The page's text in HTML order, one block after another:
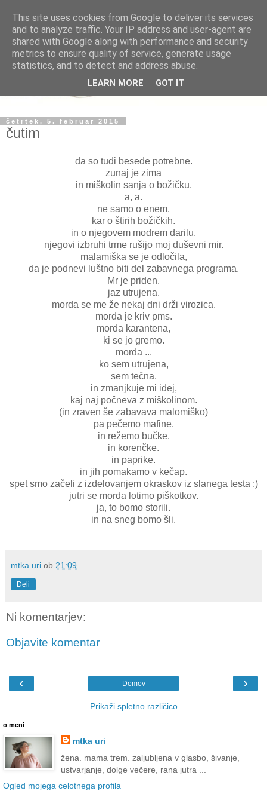
četrtek, 5. februar 2015
čutim
da so tudi besede potrebne.
zunaj je zima
in miškolin sanja o božičku.
a, a.
ne samo o enem.
kar o štirih božičkih.
in o njegovem modrem darilu.
njegovi izbruhi trme rušijo moj duševni mir.
malamiška se je odločila,
da je podnevi luštno biti del zabavnega programa.
Mr je priden.
jaz utrujena.
morda se me že nekaj dni drži virozica.
morda je kriv pms.
morda karantena,
ki se jo gremo.
morda ...
ko sem utrujena,
sem tečna.
in zmanjkuje mi idej,
kaj naj počneva z miškolinom.
(in zraven še zabavava malomiško)
pa pečemo mafine.
in režemo bučke.
in korenčke.
in paprike.
in jih pomakamo v kečap.
spet smo začeli z izdelovanjem okraskov iz slanega testa :)
jutri se morda lotimo piškotkov.
ja, to bomo storili.
in na sneg bomo šli.
mtka uri ob 21:09
Deli
Ni komentarjev:
Objavite komentar
‹ ›
Domov
Prikaži spletno različico
o meni
mtka uri
žena. mama trem. zaljubljena v glasbo, šivanje,
ustvarjanje, dolge večere, rana jutra ...
Ogled mojega celotnega profila
This site uses cookies from Google to deliver its services
and to analyze traffic. Your IP address and user-agent are
shared with Google along with performance and security
metrics to ensure quality of service, generate usage
statistics, and to detect and address abuse.
LEARN MORE GOT IT